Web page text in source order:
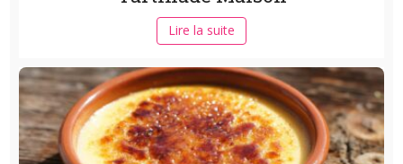
Lire la suite